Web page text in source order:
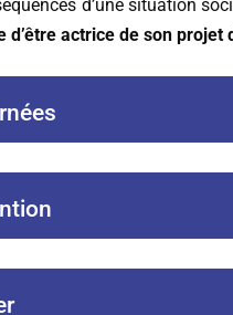
d’une situation
actrice de son projet